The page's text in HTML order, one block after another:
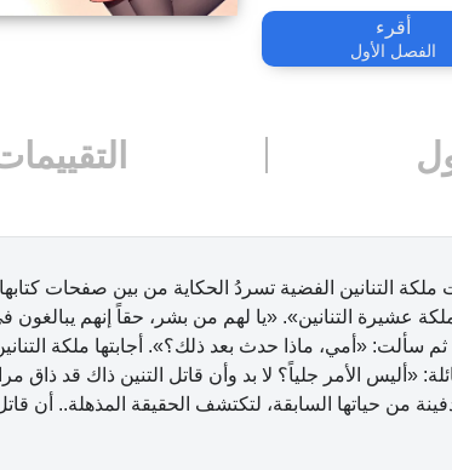
أقرء
الفصل الأول
التنانين الفضية تسردُ الحكاية من بين صفحات
عشيرة التنانين». «يا لهم من بشر، حقاً إنهم يبالغون
سألت: «أمي، ماذا حدث بعد ذلك؟». أجابتها ملكة
«أليس الأمر جلياً؟ لا بد وأن قاتل التنين ذاك قد ذاق
حياتها السابقة، لتكتشف الحقيقة المذهلة.. أن قاتل